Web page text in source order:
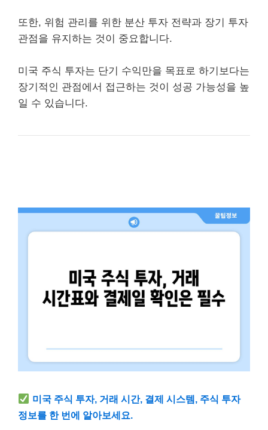
또한, 위험 관리를 위한 분산 투자 전략과 장기 투자
관점을 유지하는 것이 중요합니다.
미국 주식 투자는 단기 수익만을 목표로 하기보다는
장기적인 관점에서 접근하는 것이 성공 가능성을 높
일 수 있습니다.
미국 주식 투자, 거래 시간, 결제 시스템, 주식 투자
정보를 한 번에 알아보세요.